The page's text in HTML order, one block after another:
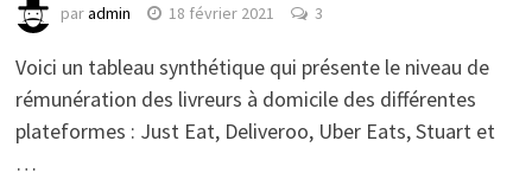
paradmin 18 février 2021 3
Voici un tableau synthétique qui présente le niveau de
rémunération des livreurs à domicile des différentes
plateformes : Just Eat, Deliveroo, Uber Eats, Stuart et
…